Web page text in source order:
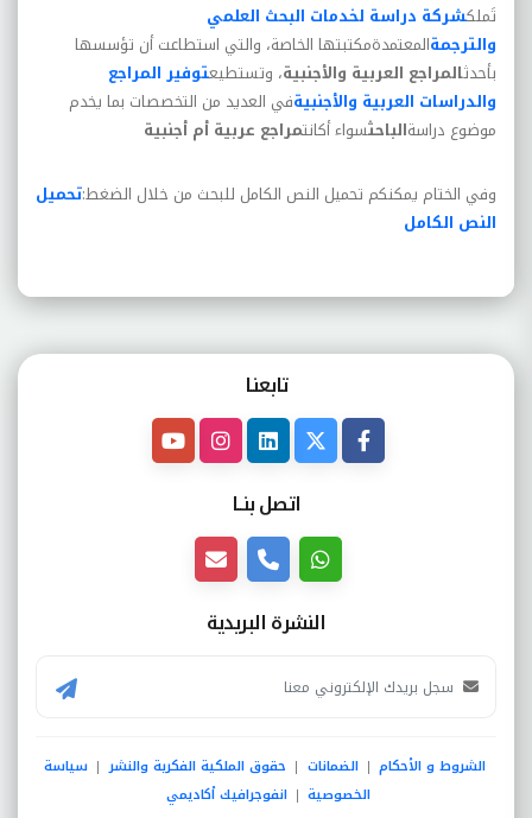
تَملكشركة دراسة لخدمات البحث العلمي
والترجمةالمعتمدةمكتبتها الخاصة، والتي استطاعت أن تؤسسها
بأحدثالمراجع العربية والأجنبية، وتستطيعتوفير المراجع
والدراسات العربية والأجنبيةفي العديد من التخصصات بما يخدم
موضوع دراسةالباحثسواء أكانتمراجع عربية أم أجنبية
وفي الختام يمكنكم تحميل النص الكامل للبحث من خلال الضغط:تحميل
النص الكامل
تابعنـا
اتصل بنــا
النشرة البريدية
الشروط و الأحكام | الضمانات | حقوق الملكية الفكرية والنشر | سياسة
الخصوصية | انفوجرافيك أكاديمي